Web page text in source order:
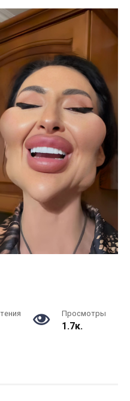
Просмотры
1.7к.